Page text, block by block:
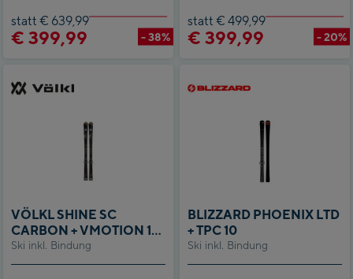
statt € 639,99
€ 399,99 - 38%
statt € 499,99
€ 399,99 - 20%
Ski inkl. Bindung
VÖLKL SHINE SC
CARBON + VMOTION 11
TCX
Ski inkl. Bindung
BLIZZARD PHOENIX LTD
+ TPC 10